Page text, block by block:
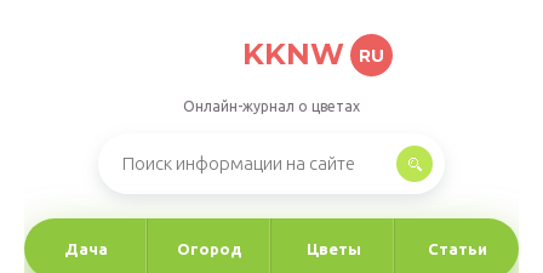
KKNW RU
Онлайн-журнал о цветах
Дача Огород Цветы Статьи